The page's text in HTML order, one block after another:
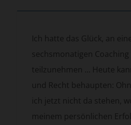
das Glück, an einem
Coaching mit Dieter
... Heute kann ich mit Fug
behaupten: Ohne Dieter würde
nicht da stehen, wo ich bin. An
persönlichen Erfolg 2020 hat er